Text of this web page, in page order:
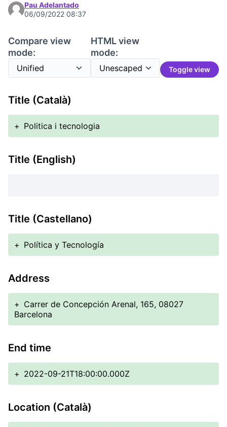
Pau Adelantado
06/09/2022 08:37
Compare view
mode:
HTML view
mode:
Toggle view
Title (Català)
+ Politica i tecnologia
Title (English)
Title (Castellano)
+ Política y Tecnología
Address
+ Carrer de Concepción Arenal, 165, 08027
Barcelona
End time
+ 2022-09-21T18:00:00.000Z
Location (Català)